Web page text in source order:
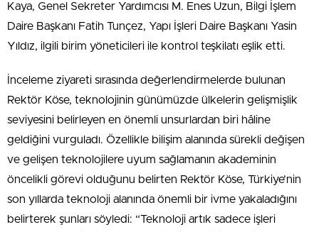
Kaya, Genel Sekreter Yardımcısı M. Enes Uzun, Bilgi İşlem
Daire Başkanı Fatih Tunçez, Yapı İşleri Daire Başkanı Yasin
Yıldız, ilgili birim yöneticileri ile kontrol teşkilatı eşlik etti.
İnceleme ziyareti sırasında değerlendirmelerde bulunan
Rektör Köse, teknolojinin günümüzde ülkelerin gelişmişlik
seviyesini belirleyen en önemli unsurlardan biri hâline
geldiğini vurguladı. Özellikle bilişim alanında sürekli değişen
ve gelişen teknolojilere uyum sağlamanın akademinin
öncelikli görevi olduğunu belirten Rektör Köse, Türkiye’nin
son yıllarda teknoloji alanında önemli bir ivme yakaladığını
belirterek şunları söyledi: “Teknoloji artık sadece işleri